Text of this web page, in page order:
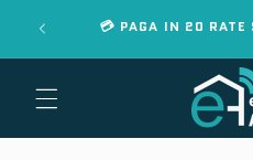
direttamente💳 PAGA IN 20 RATE